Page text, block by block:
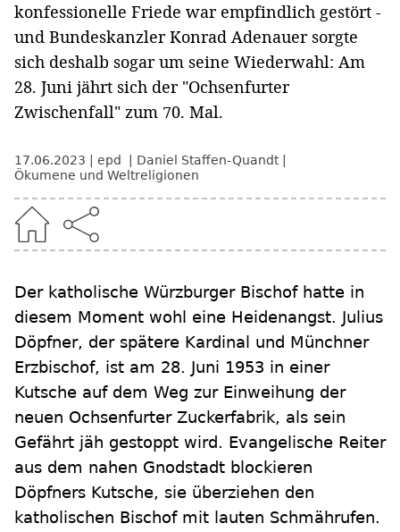
konfessionelle Friede war empfindlich gestört -
und Bundeskanzler Konrad Adenauer sorgte
sich deshalb sogar um seine Wiederwahl: Am
28. Juni jährt sich der "Ochsenfurter
Zwischenfall" zum 70. Mal.
17.06.2023 epd
Daniel Staffen-Quandt
Ökumene und Weltreligionen
Der katholische Würzburger Bischof hatte in
diesem Moment wohl eine Heidenangst. Julius
Döpfner, der spätere Kardinal und Münchner
Erzbischof, ist am 28. Juni 1953 in einer
Kutsche auf dem Weg zur Einweihung der
neuen Ochsenfurter Zuckerfabrik, als sein
Gefährt jäh gestoppt wird. Evangelische Reiter
aus dem nahen Gnodstadt blockieren
Döpfners Kutsche, sie überziehen den
katholischen Bischof mit lauten Schmährufen.